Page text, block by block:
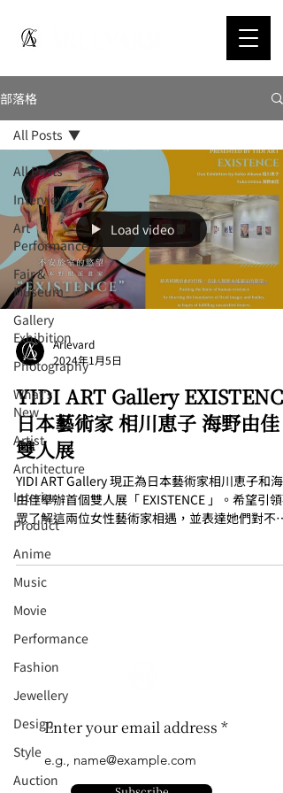
部落格
All Posts
Interview
Art
Performance
Fair &
Museum
Gallery
Exhibition
Photography
What's
New
Artist
Architecture
Interior
⁠⁠Product
Anime
Music
⁠⁠Movie
⁠⁠Performance
⁠Fashion
⁠⁠Jewellery
Design
Style
Auction
All Posts
Load video
Arlevard
2024年1月5日
YIDI ART Gallery EXISTENCE
日本藝術家 相川恵子 海野由佳
雙人展
YIDI ART Gallery 現正為日本藝術家相川恵子和海
由佳舉辦首個雙人展「 EXISTENCE 」。希望引領
眾了解這兩位女性藝術家相遇，並表達她們對不滿
於現狀的的軌跡。她們藉著繪畫模糊扭曲和超現實
的人肖像和身體，表達她們那未滿足的慾望，期望
在現有的社會標準下構建...
Enter your email address